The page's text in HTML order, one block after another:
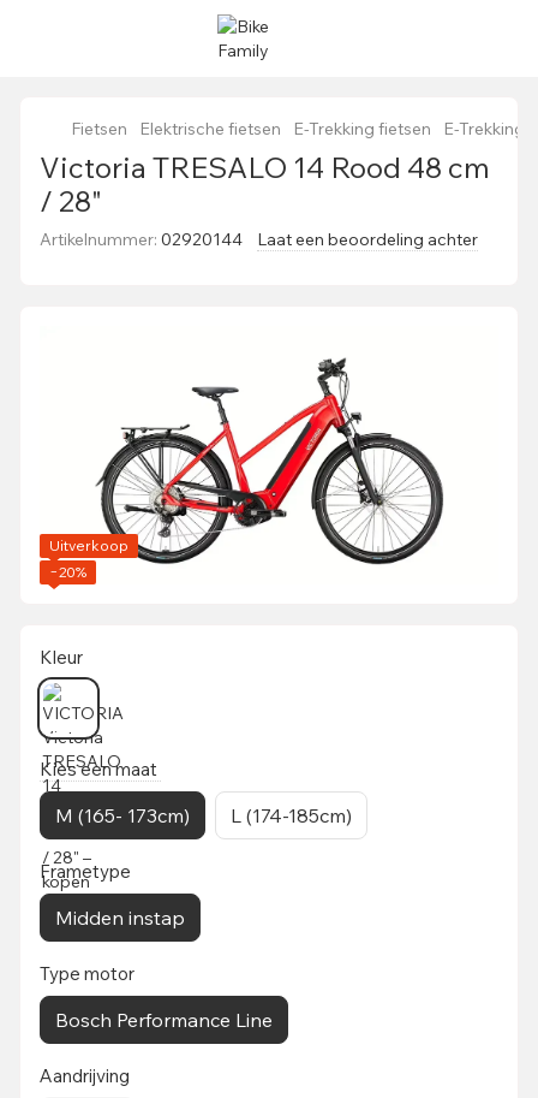
Fietsen Elektrische fietsen E-Trekking fietsen E-Trekking
Victoria TRESALO 14 Rood 48 cm
/ 28"
Artikelnummer: 02920144 Laat een beoordeling achter
Uitverkoop
−20%
Kleur
Kies een maat
M (165- 173cm) L (174-185cm)
Frametype
Midden instap
Type motor
Bosch Performance Line
Aandrijving